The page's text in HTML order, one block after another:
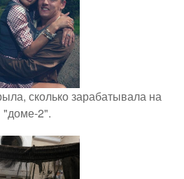
сколько зарабатывала на
"доме-2".